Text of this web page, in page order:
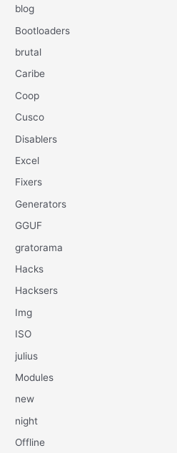
blog
Bootloaders
brutal
Caribe
Coop
Cusco
Disablers
Excel
Fixers
Generators
GGUF
gratorama
Hacks
Hacksers
Img
ISO
julius
Modules
new
night
Offline